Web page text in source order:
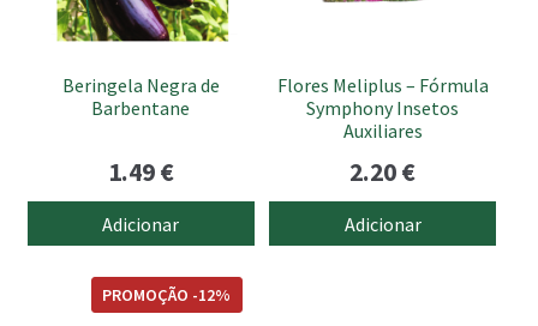
Beringela Negra de
Barbentane
1.49€
Adicionar
Flores Meliplus – Fórmula
Symphony Insetos
Auxiliares
2.20€
Adicionar
PROMOÇÃO -12%